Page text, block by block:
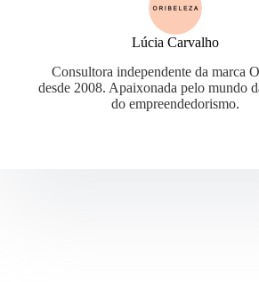
Lúcia Carvalho
Consultora independente da marca
desde 2008. Apaixonada pelo mundo
do empreendedorismo.